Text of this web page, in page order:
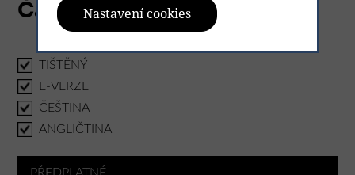
Nastavení cookies
Časopis INTRO
TIŠTĚNÝ
E-VERZE
ČEŠTINA
ANGLIČTINA